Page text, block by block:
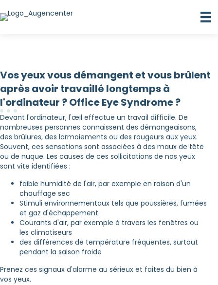
Vos yeux vous démangent et vous brûlent
après avoir travaillé longtemps à
l'ordinateur ? Office Eye Syndrome ?
Devant l'ordinateur, l'œil effectue un travail difficile. De
nombreuses personnes connaissent des démangeaisons,
des brûlures, des larmoiements ou des rougeurs aux yeux.
Souvent, ces sensations sont associées à des maux de tête
ou de nuque. Les causes de ces sollicitations de nos yeux
sont vite identifiées :
faible humidité de l'air, par exemple en raison d'un
chauffage sec
Stimuli environnementaux tels que poussières, fumées
et gaz d'échappement
Courants d'air, par exemple à travers les fenêtres ou
les climatiseurs
des différences de température fréquentes, surtout
pendant la saison froide
Prenez ces signaux d'alarme au sérieux et faites du bien à
vos yeux.